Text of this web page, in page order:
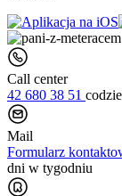
Call center
42 680 38 51
Mail
Formularz
dni w tygodniu